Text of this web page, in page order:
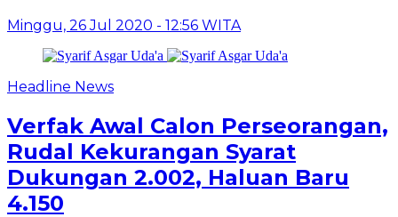
Minggu, 26 Jul 2020 - 12:56 WITA
Headline News
Verfak Awal Calon Perseorangan,
Rudal Kekurangan Syarat
Dukungan 2.002, Haluan Baru
4.150